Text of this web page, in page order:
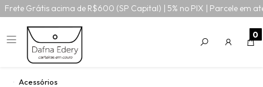
Frete Grátis acima de R$600 (SP Capital) | 5% no PIX | Parcele em
0
Acessórios